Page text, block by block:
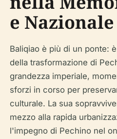
e Nazionale
Baliqiao è più di un ponte:
della trasformazione di
grandezza imperiale,
sforzi in corso per
culturale. La sua
mezzo alla rapida
l'impegno di Pechino nel